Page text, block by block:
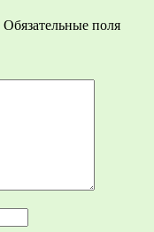
Обязательные поля